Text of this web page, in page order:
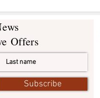
Offers
Subscribe